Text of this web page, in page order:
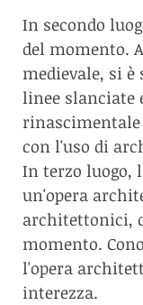
In secondo
del momento.
medievale, si
linee slanciate
rinascimentale
con l'uso di
In terzo luogo,
un'opera
architettonici,
momento.
l'opera
interezza.